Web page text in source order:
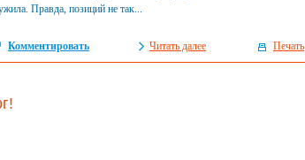
Правда, позиций не так...
Комментировать Читать далее Печать